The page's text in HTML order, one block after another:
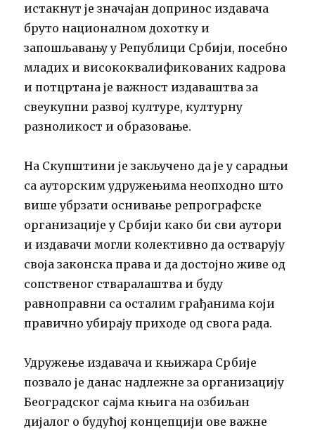
истакнут је значајан допринос издавача
бруто националном дохотку и
запошљавању у Републици Србији, посебно
младих и висококвалификованих кадрова
и потцртана је важност издаваштва за
свеукупни развој културе, културну
разноликост и образовање.
На Скупштини је закључено да је у сарадњи
са ауторским удружењима неопходно што
више убрзати оснивање репрографске
организације у Србији како би сви аутори
и издавачи могли колективно да остварују
своја законска права и да достојно живе од
сопственог стваралаштва и буду
равноправни са осталим грађанима који
правично убирају приходе од свога рада.
Удружење издавача и књижара Србије
позвало је данас надлежне за организацију
Београдског сајма књига на озбиљан
дијалог о будућој концепцији ове важне